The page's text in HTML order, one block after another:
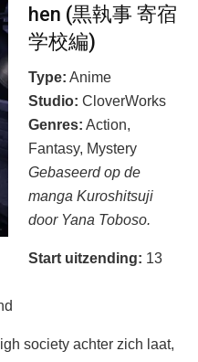
hen (黒執事 寄宿
学校編)
Type: Anime
Studio: CloverWorks
Genres: Action,
Fantasy, Mystery
Gebaseerd op de
manga Kuroshitsuji
door Yana Toboso.
Start uitzending: 13
society achter zich laat,